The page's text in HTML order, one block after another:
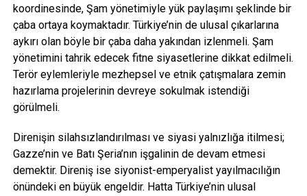
koordinesinde, Şam yönetimiyle yük paylaşımı şeklinde bir
çaba ortaya koymaktadır. Türkiye’nin de ulusal çıkarlarına
aykırı olan böyle bir çaba daha yakından izlenmeli. Şam
yönetimini tahrik edecek fitne siyasetlerine dikkat edilmeli.
Terör eylemleriyle mezhepsel ve etnik çatışmalara zemin
hazırlama projelerinin devreye sokulmak istendiği
görülmeli.
Direnişin silahsızlandırılması ve siyasi yalnızlığa itilmesi;
Gazze’nin ve Batı Şeria’nın işgalinin de devam etmesi
demektir. Direniş ise siyonist-emperyalist yayılmacılığın
önündeki en büyük engeldir. Hatta Türkiye’nin ulusal